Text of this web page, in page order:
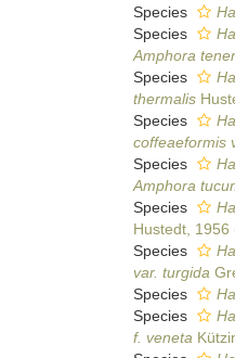
Species
Species
Amphora
Species
thermalis
Species
coffeaeformis
Species
Amphora
Species
Hustedt, 1956
Species
var. turgida
Species
Species
f. veneta